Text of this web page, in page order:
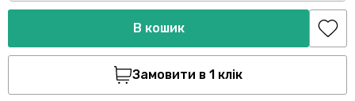
В кошик
Замовити в 1 клік